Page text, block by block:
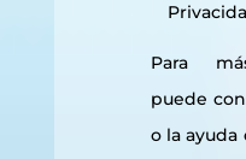
Para
puede
o la ayuda